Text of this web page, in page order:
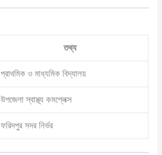
তথ্য
প্রাথমিক ও মাধ্যমিক বিদ্যালয়
উপজেলা স্বাস্থ্য কমপ্লেক্স
ফরিদপুর সদর নির্ভর